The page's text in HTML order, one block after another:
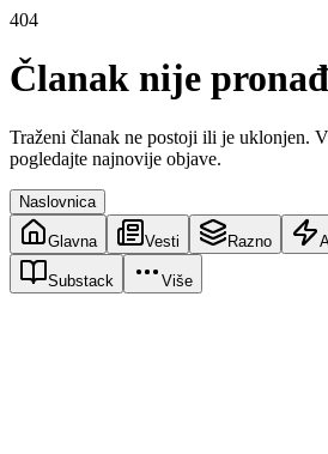
404
Članak nije
Traženi članak ne postoji ili je uklonjen.
pogledajte najnovije objave.
Naslovnica
Glavna Vesti Razno
Substack Više